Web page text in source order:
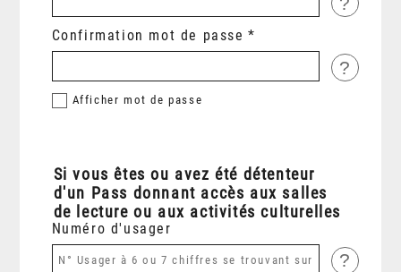
Confirmation mot de passe
?
Afficher mot de passe
Si vous êtes ou avez été détenteur
d'un Pass donnant accès aux salles
de lecture ou aux activités culturelles
Numéro d'usager
?